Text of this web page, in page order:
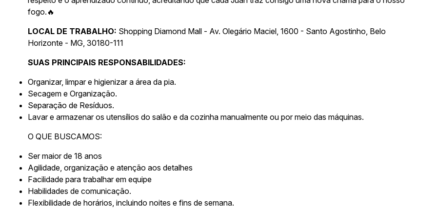
fogo.🔥
LOCAL DE TRABALHO: Shopping Diamond Mall - Av. Olegário Maciel, 1600 - Santo Agostinho, Belo
Horizonte - MG, 30180-111
SUAS PRINCIPAIS RESPONSABILIDADES:
Organizar, limpar e higienizar a área da pia.
Secagem e Organização.
Separação de Resíduos.
Lavar e armazenar os utensílios do salão e da cozinha manualmente ou por meio das máquinas.
O QUE BUSCAMOS:
Ser maior de 18 anos
Agilidade, organização e atenção aos detalhes
Facilidade para trabalhar em equipe
Habilidades de comunicação.
Flexibilidade de horários, incluindo noites e fins de semana.